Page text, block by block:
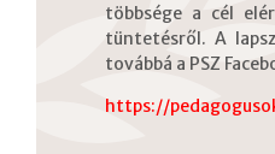
többsége a cél
tüntetésről. A
továbbá a PSZ
https://